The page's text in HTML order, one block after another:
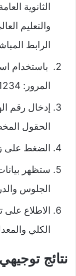
الثانوية
والتعليم
الرابط
المرور: gaza1234.
إدخال رقم
الحقول
الضغط على
ستظهر
الجلوس
الاطلاع على
الكلي
نتائج